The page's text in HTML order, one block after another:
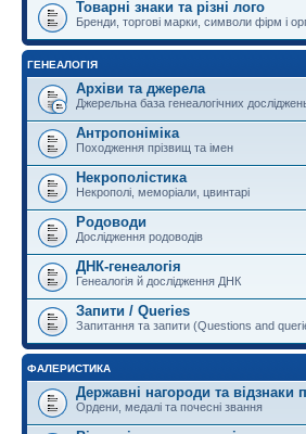
Товарні знаки та різні лого
Бренди, торгові марки, символи фірм і
ГЕНЕАЛОГІЯ
Архіви та джерела
Джерельна база генеалогічних
Антропоніміка
Походження прізвищ та імен
Некрополістика
Некрополі, меморіали, цвинтарі
Родоводи
Дослідження родоводів
ДНК-генеалогія
Генеалогія й дослідження ДНК
Запити / Queries
Запитання та запити (Questions and
ФАЛЕРИСТИКА
Державні нагороди та відзнаки
Ордени, медалі та почесні звання